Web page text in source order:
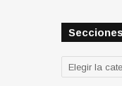
Secciones
Secciones